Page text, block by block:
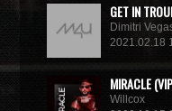
GET IN
Dimitri
2021.02.18
MIRACLE
Willcox